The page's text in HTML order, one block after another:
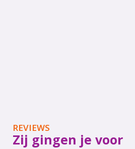
REVIEWS
Zij gingen je voor